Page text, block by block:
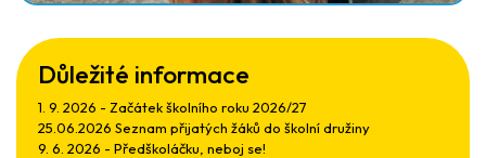
Důležité informace
1. 9. 2026 - Začátek školního roku 2026/27
25.06.2026 Seznam přijatých žáků do školní družiny
9. 6. 2026 - Předškoláčku, neboj se!